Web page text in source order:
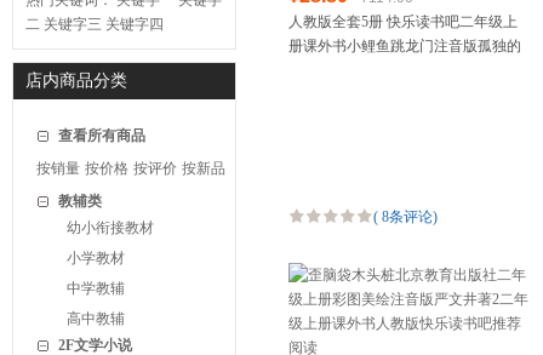
二 关键字三 关键字四
店内商品分类
查看所有商品
按销量 按价格 按评价 按新品
教辅类
幼小衔接教材
小学教材
中学教辅
高中教辅
2F文学小说
人教版全套5册 快乐读书吧二年级上
册课外书小鲤鱼跳龙门注音版孤独的
( 8条评论)